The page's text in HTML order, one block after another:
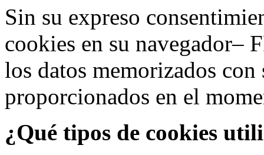
Sin su expreso
cookies en su navegador–
los datos memorizados con
proporcionados en el
¿Qué tipos de cookies